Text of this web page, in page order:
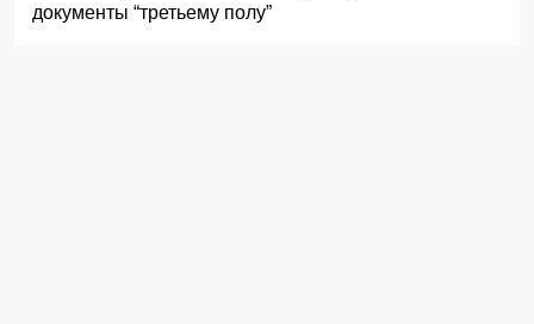
документы “третьему полу”